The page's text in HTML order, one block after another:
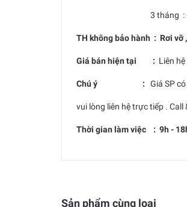
3 tháng : + 200k (
TH không bảo hành : Rơi vỡ
Giá bán hiện tại : Liên
Chú ý : Giá SP
vui lòng liên hệ trực tiếp . Call
Thời gian làm việc : 9h -
Sản phẩm cùng loại